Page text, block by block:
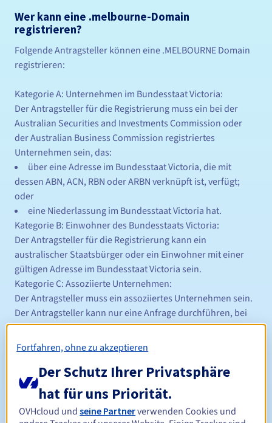
Wer kann eine .melbourne-Domain
registrieren?
Folgende Antragsteller können eine .MELBOURNE Domain
registrieren:
Kategorie A: Unternehmen im Bundesstaat Victoria:
Der Antragsteller für die Registrierung muss ein bei der
Australian Securities and Investments Commission oder
der Australian Business Commission registriertes
Unternehmen sein, das:
über eine Adresse im Bundesstaat Victoria, die mit
dessen ABN, ACN, RBN oder ARBN verknüpft ist, verfügt;
oder
eine Niederlassung im Bundesstaat Victoria hat.
Kategorie B: Einwohner des Bundesstaats Victoria:
Der Antragsteller für die Registrierung kann ein
australischer Staatsbürger oder ein Einwohner mit einer
gültigen Adresse im Bundesstaat Victoria sein.
Kategorie C: Assoziierte Unternehmen:
Der Antragsteller muss ein assoziiertes Unternehmen sein.
Der Antragsteller kann nur eine Anfrage durchführen, bei
der die Registrierung identisch ist oder teilweise entspricht,
oder die aus einer Abkürzung oder einem Akronym besteht:
Des Handelsnamens des Antragstellers oder des
Namens, unter dem dieser bekannt ist (zum Beispiel ein
Spitzname). Der Handelsname muss bei einer zuständigen
Behörde des Gerichts eingetragen sein, an dem das
Unternehmen ansässig ist
Fortfahren, ohne zu akzeptieren
Der Schutz Ihrer Privatsphäre
hat für uns Priorität.
OVHcloud undseine Partnerverwenden Cookies und